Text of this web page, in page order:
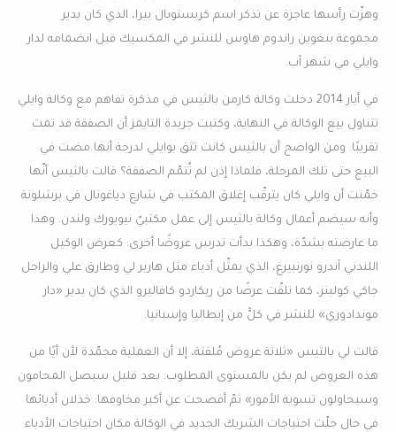
وهزّت رأسها عاجزة عن تذكر اسم كريستوبال بيرا، الذي كان يدير
مجموعة بنغوين راندوم هاوس للنشر في المكسيك قبل انضمامه لدار
وايلي في شهر آب.
في أيار 2014 دخلت وكالة كارمن بالثيس في مذكرة تفاهم مع وكالة وايلي
تتناول بيع الوكالة في النهاية، وكتبت جريدة التايمز أن الصفقة قد تمت
تقريبًا. ومن الواضح أن بالثيس كانت تثق بوايلي لدرجة أنها مضت في
البيع حتى تلك المرحلة، فلماذا إذن لم تُتمّم الصفقة؟ قالت بالثيس أنّها
خمّنت أن وايلي كان يترقّب إغلاق المكتب في شارع دياغونال في برشلونة
وأنه سيضم أعمال وكالة بالثيس إلى عمل مكتبيّ نيويورك ولندن. وهذا
ما عارضته بشدّة، وهكذا بدأت تدرس عروضًا أخرى: كعرض الوكيل
اللندني آندرو نورنبيرغ، الذي يمثّل أدباء مثل هاربر لي وطارق علي والراحل
جاكي كولينز، كما تلقّت عرضًا من ريكاردو كافاليرو الذي كان يدير «دار
موندادوري» للنشر في كلًّ من إيطاليا وإسبانيا.
قالت لي بالثيس «ثلاثة عروض مُلفتة، إلا أن العملية مجمّدة لأن أيًا من
هذه العروض لم يكن بالمستوى المطلوب. بعد قليل سيصل المحامون
وسيحاولون تسوية الأمور» ثمّ أفصحت عن أكبر مخاوفها: خذلان أدبائها
في حال حلّت احتياجات الشريك الجديد في الوكالة مكان احتياجات الأدباء